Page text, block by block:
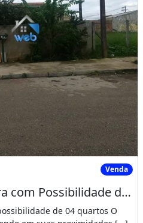
com Possibilidade de
Venda
Sobrado no Tatuquara com Possibilidade de 04 Quartos
de 04 quartos O